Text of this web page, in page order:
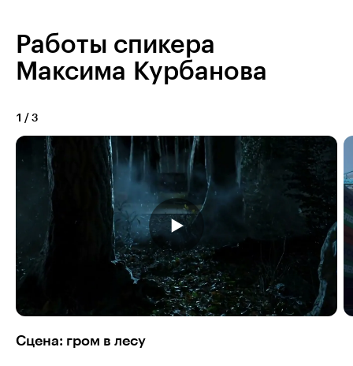
Работы спикера
Максима Курбанова
1 / 3
Сцена: гром в лесу